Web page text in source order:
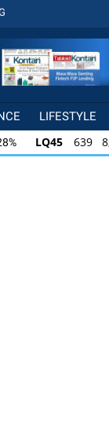
LIFESTYLE
1,34% ISSI
1,06% IDX30